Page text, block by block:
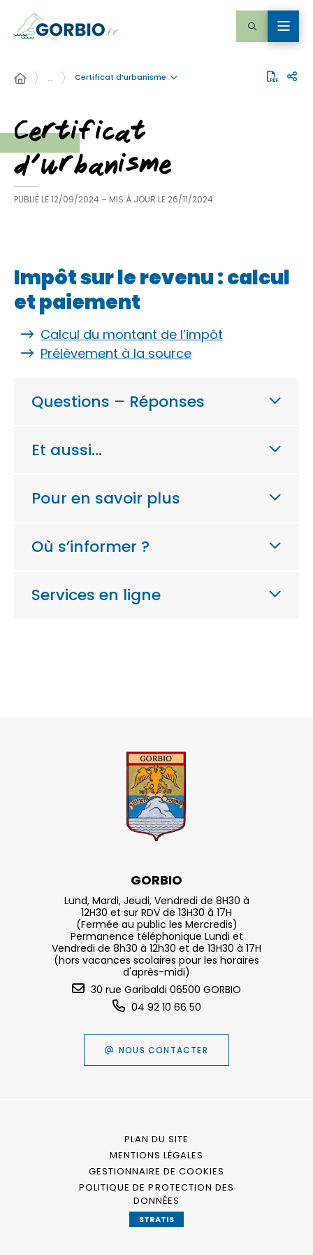
… Certificat d’urbanisme
Certificat
d’urbanisme
PUBLIÉ LE12/09/2024 – MIS À JOUR LE 26/11/2024
Impôt sur le revenu : calcul
et paiement
Calcul du montant de l’impôt
Prélèvement à la source
Questions – Réponses
Et aussi…
Pour en savoir plus
Où s’informer ?
Services en ligne
GORBIO
Lund, Mardi, Jeudi, Vendredi de 8H30 à
12H30 et sur RDV de 13H30 à 17H
(Fermée au public les Mercredis)
Permanence téléphonique Lundi et
Vendredi de 8h30 à 12h30 et de 13H30 à 17H
(hors vacances scolaires pour les horaires
d'après-midi)
30 rue Garibaldi 06500 GORBIO
04 92 10 66 50
NOUS CONTACTER
PLAN DU SITE
MENTIONS LÉGALES
GESTIONNAIRE DE COOKIES
POLITIQUE DE PROTECTION DES
DONNÉES
STRATIS